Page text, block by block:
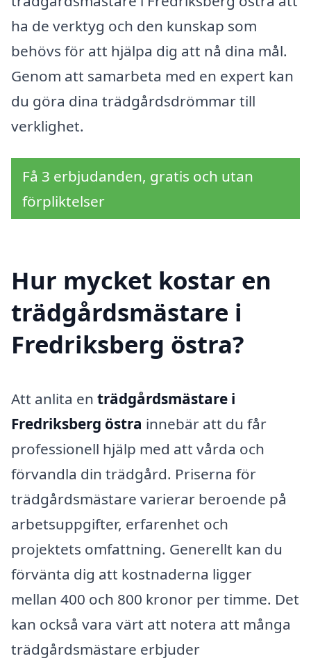
ha de verktyg och den kunskap som
behövs för att hjälpa dig att nå dina mål.
Genom att samarbeta med en expert kan
du göra dina trädgårdsdrömmar till
verklighet.
Få 3 erbjudanden, gratis och utan
förpliktelser
Hur mycket kostar en
trädgårdsmästare i
Fredriksberg östra?
Att anlita en trädgårdsmästare i
Fredriksberg östra innebär att du får
professionell hjälp med att vårda och
förvandla din trädgård. Priserna för
trädgårdsmästare varierar beroende på
arbetsuppgifter, erfarenhet och
projektets omfattning. Generellt kan du
förvänta dig att kostnaderna ligger
mellan 400 och 800 kronor per timme. Det
kan också vara värt att notera att många
trädgårdsmästare erbjuder